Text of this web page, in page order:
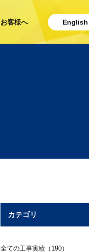
お客様へ English
カテゴリ
全ての工事実績（190）